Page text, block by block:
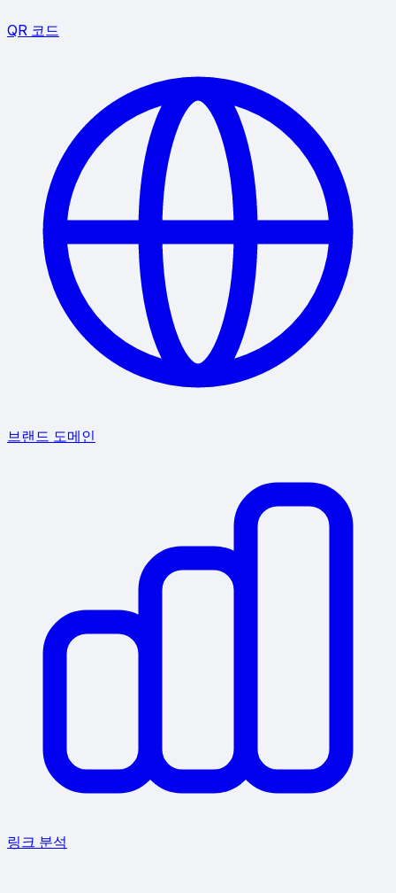
QR 코드
브랜드 도메인
링크 분석